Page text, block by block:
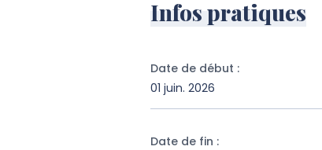
Infos pratiques
Date de début :
01 juin. 2026
Date de fin :